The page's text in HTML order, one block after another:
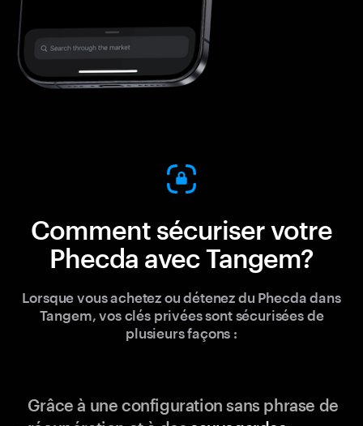
Comment sécuriser votre
Phecda avec Tangem?
Lorsque vous achetez ou détenez du Phecda dans
Tangem, vos clés privées sont sécurisées de
plusieurs façons :
Grâce à une configuration sans phrase de